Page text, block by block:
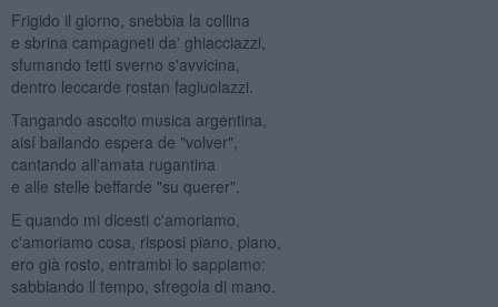
Frigido il giorno, snebbia la collina
e sbrina campagneti da' ghiacciazzi,
sfumando tetti sverno s'avvicina,
dentro leccarde rostan fagiuolazzi.
Tangando ascolto musica argentina,
aisí bailando espera de "volver",
cantando all'amata rugantina
e alle stelle beffarde "su querer".
E quando mi dicesti c'amoriamo,
c'amoriamo cosa, risposi piano, piano,
ero già rosto, entrambi lo sappiamo:
sabbiando il tempo, sfregola di mano.